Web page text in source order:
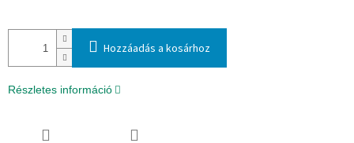
Hozzáadás a kosárhoz
Részletes információ